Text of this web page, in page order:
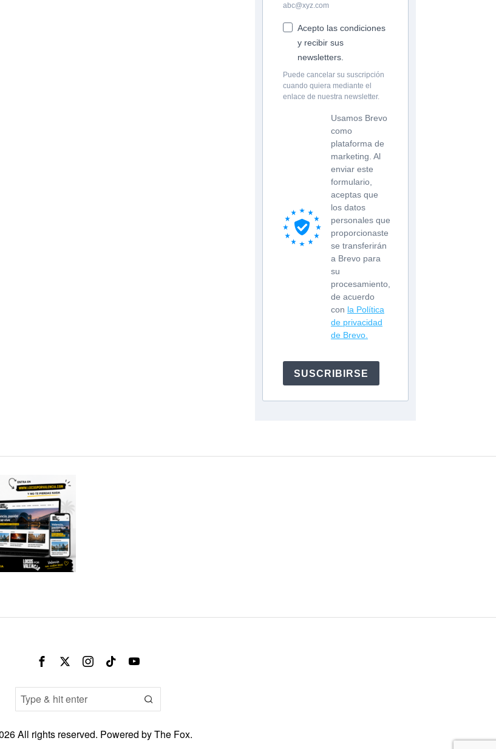
abc@xyz.com
Acepto las condiciones
y recibir sus
newsletters.
Puede cancelar su suscripción
cuando quiera mediante el
enlace de nuestra newsletter.
Usamos Brevo
como
plataforma de
marketing. Al
enviar este
formulario,
aceptas que
los datos
personales que
proporcionaste
se transferirán
a Brevo para
su
procesamiento,
de acuerdo
con la Política
de privacidad
de Brevo.
SUSCRIBIRSE
All rights reserved. Powered byThe Fox.